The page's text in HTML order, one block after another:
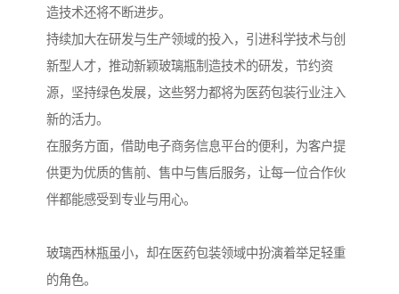
造技术还将不断进步。
持续加大在研发与生产领域的投入，引进科学技术与创
新型人才，推动新颖玻璃瓶制造技术的研发，节约资
源，坚持绿色发展，这些努力都将为医药包装行业注入
新的活力。
在服务方面，借助电子商务信息平台的便利，为客户提
供更为优质的售前、售中与售后服务，让每一位合作伙
伴都能感受到专业与用心。
玻璃西林瓶虽小，却在医药包装领域中扮演着举足轻重
的角色。